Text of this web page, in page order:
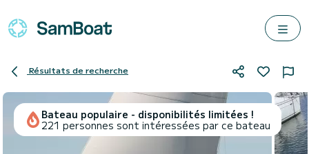
Résultats de recherche
Bateau populaire - disponibilités limitées !
221 personnes sont intéressées par ce bateau